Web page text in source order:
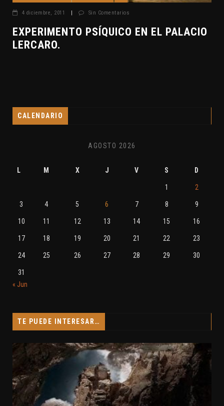
4 diciembre, 2011 Sin Comentarios
EXPERIMENTO PSÍQUICO EN EL PALACIO
LERCARO.
CALENDARIO
AGOSTO 2026
L M X J V S D
1 2
3 4 5 6 7 8 9
10 11 12 13 14 15 16
17 18 19 20 21 22 23
24 25 26 27 28 29 30
31
« Jun
TE PUEDE INTERESAR…